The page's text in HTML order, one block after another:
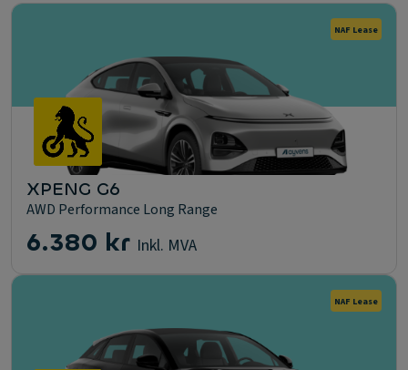
NAF Lease
XPENG G6
AWD Performance Long Range
6.380 kr Inkl. MVA
NAF Lease